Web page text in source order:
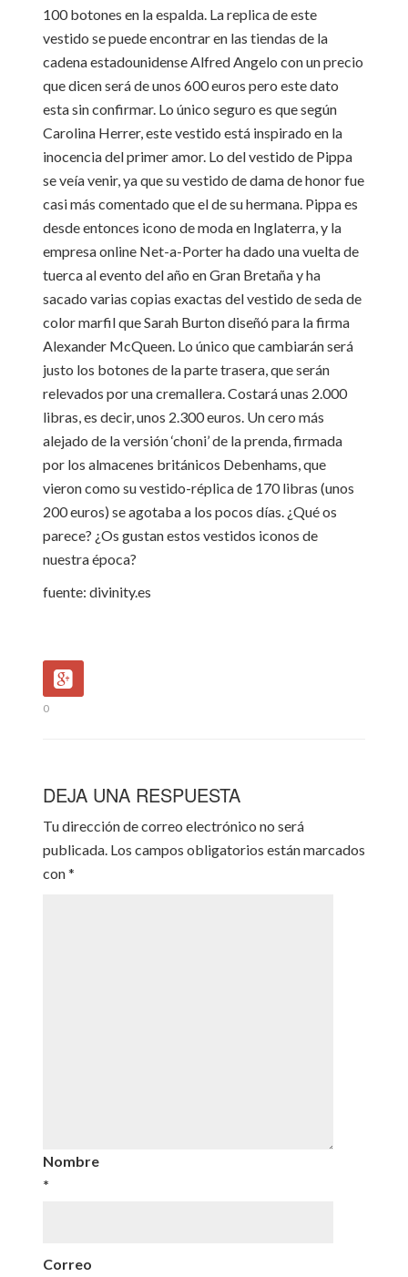
100 botones en la espalda. La replica de este
vestido se puede encontrar en las tiendas de la
cadena estadounidense Alfred Angelo con un precio
que dicen será de unos 600 euros pero este dato
esta sin confirmar. Lo único seguro es que según
Carolina Herrer, este vestido está inspirado en la
inocencia del primer amor. Lo del vestido de Pippa
se veía venir, ya que su vestido de dama de honor fue
casi más comentado que el de su hermana. Pippa es
desde entonces icono de moda en Inglaterra, y la
empresa online Net-a-Porter ha dado una vuelta de
tuerca al evento del año en Gran Bretaña y ha
sacado varias copias exactas del vestido de seda de
color marfil que Sarah Burton diseñó para la firma
Alexander McQueen. Lo único que cambiarán será
justo los botones de la parte trasera, que serán
relevados por una cremallera. Costará unas 2.000
libras, es decir, unos 2.300 euros. Un cero más
alejado de la versión ‘choni’ de la prenda, firmada
por los almacenes británicos Debenhams, que
vieron como su vestido-réplica de 170 libras (unos
200 euros) se agotaba a los pocos días. ¿Qué os
parece? ¿Os gustan estos vestidos iconos de
nuestra época?
fuente: divinity.es
0
DEJA UNA RESPUESTA
Tu dirección de correo electrónico no será
publicada. Los campos obligatorios están marcados
con*
Nombre
*
Correo